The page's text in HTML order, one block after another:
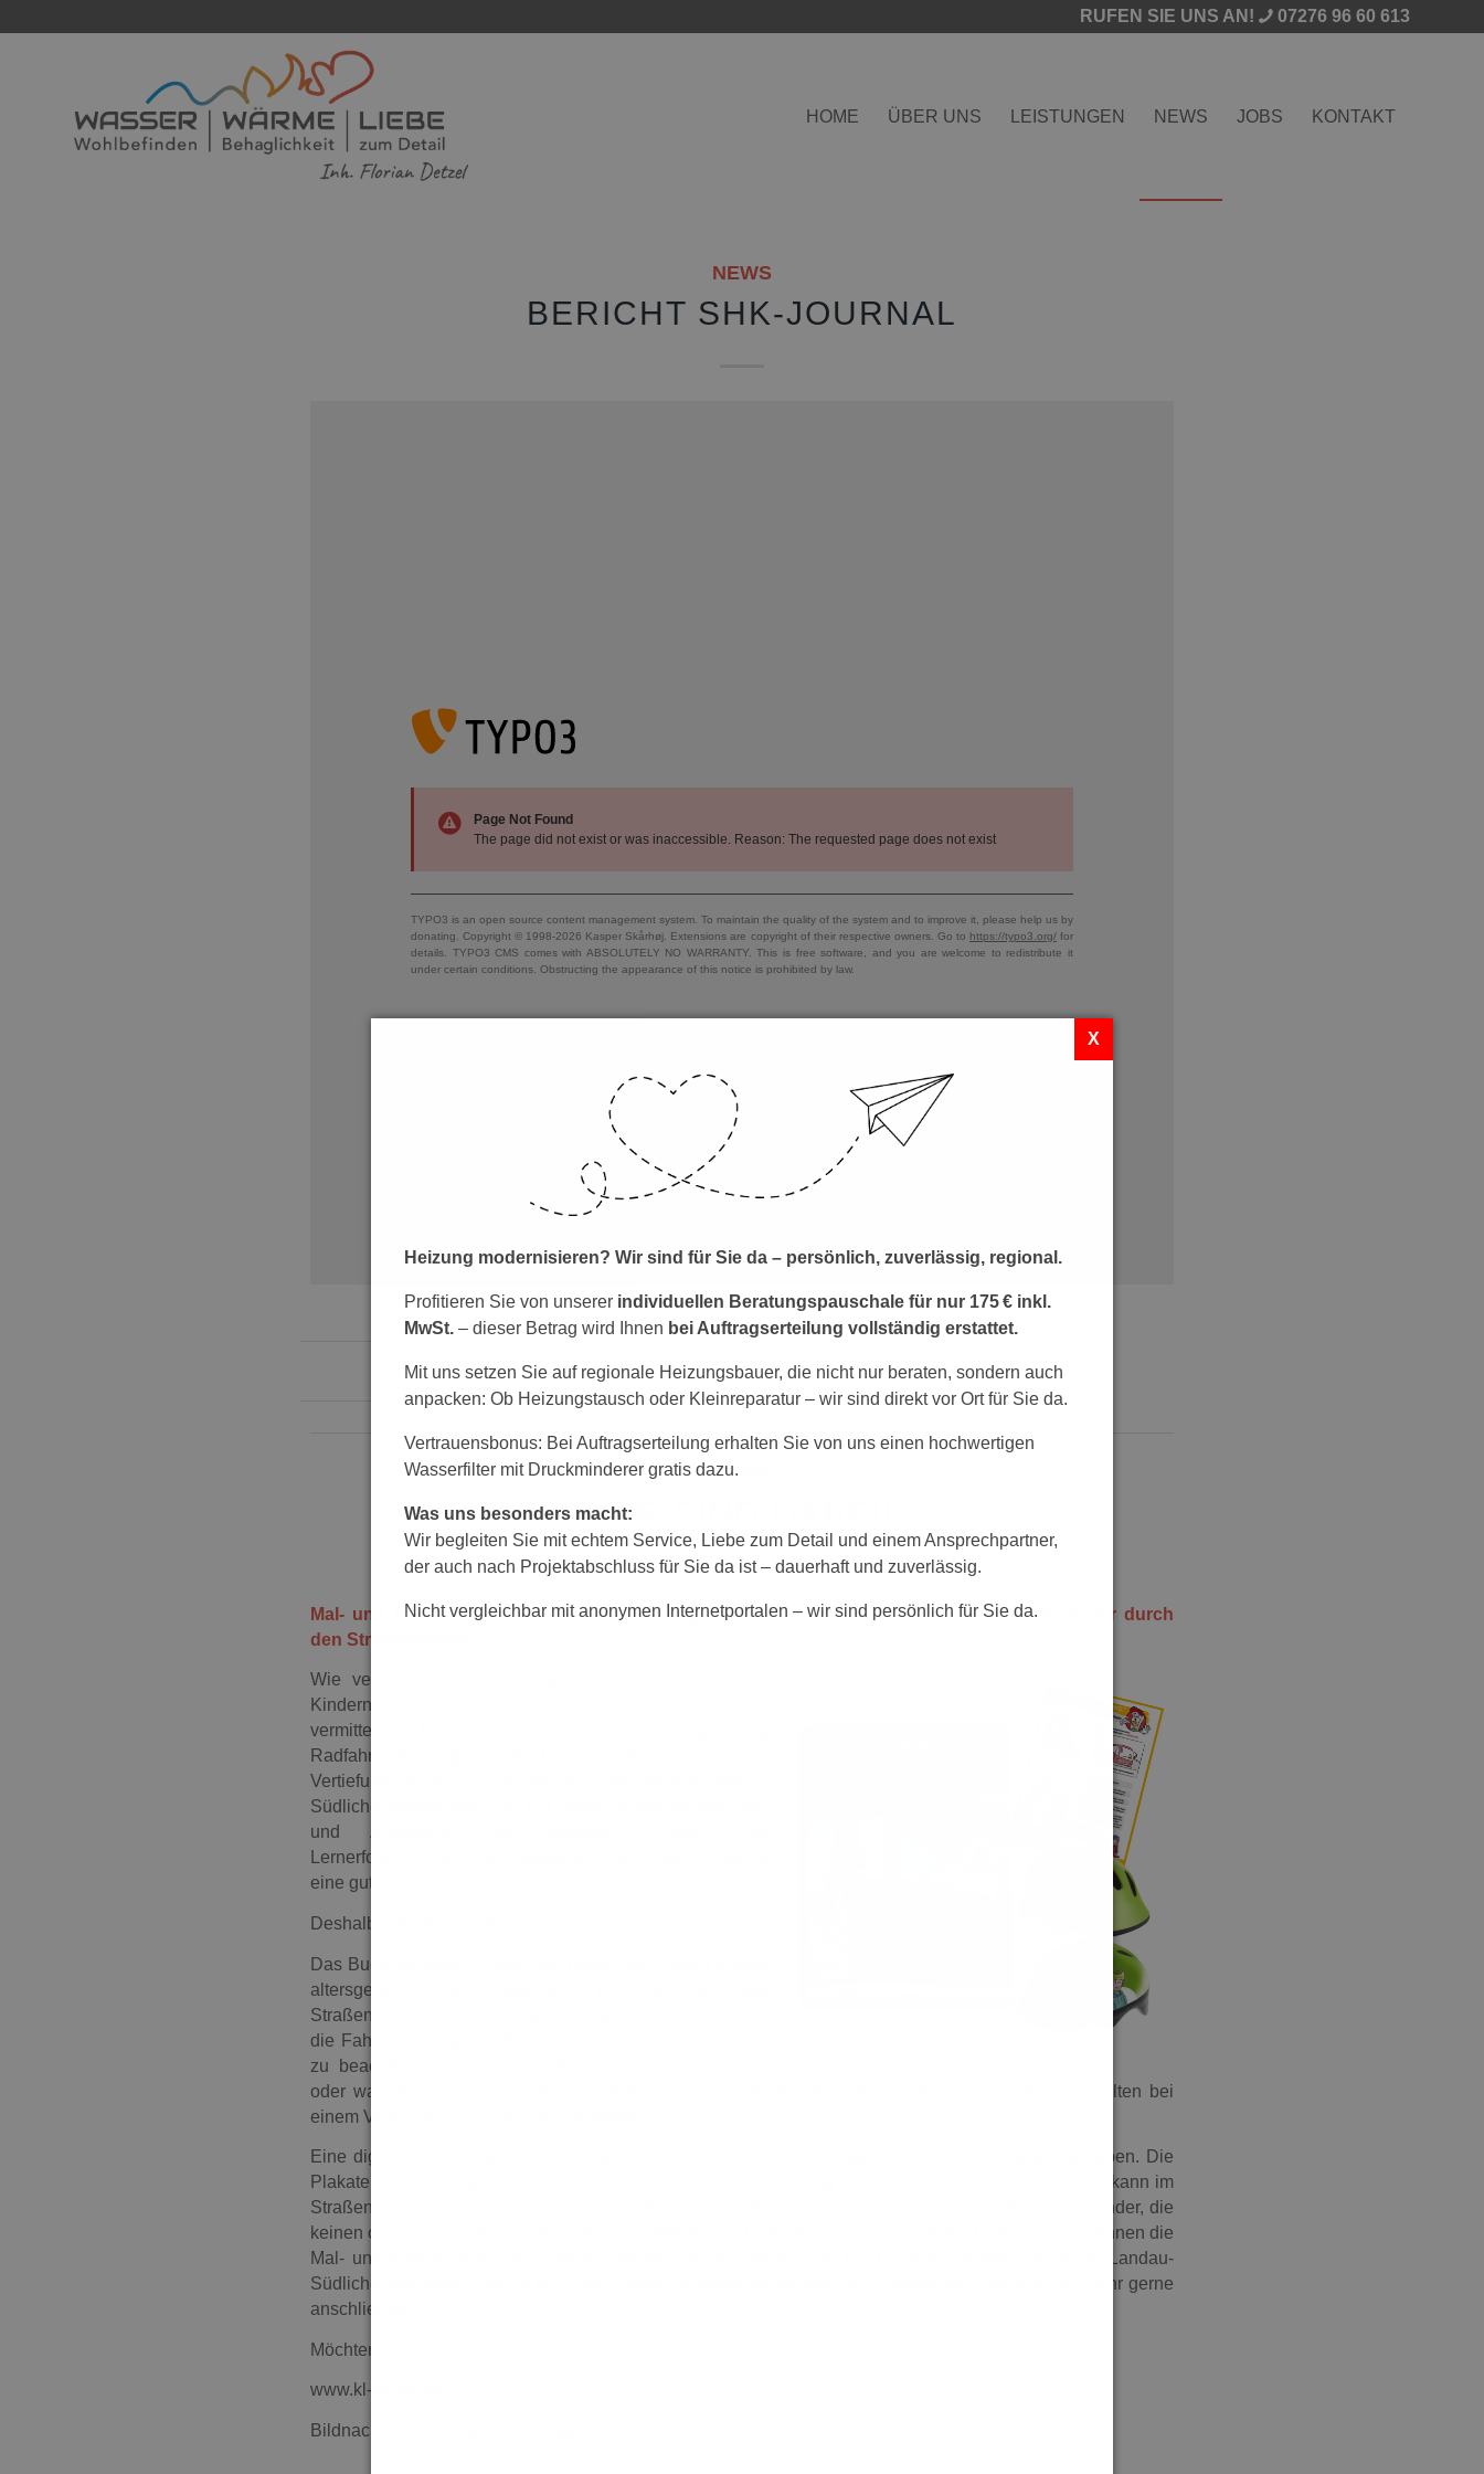
RUFEN SIE UNS AN! 07276 96 60 613
HOME ÜBER UNS LEISTUNGEN NEWS JOBS KONTAKT
NEWS
BERICHT SHK-JOURNAL
JANUAR 8, 2025
NEWS
WIR SIND DABEI!
Mal- und Arbeitsbuch zur Radfahrausbildung, Plakate und Kinder-Fahrradhelme helfen sicher durch
den Straßenverkehr
Wie verhalte ich mich richtig im Straßenverkehr? Um
Kindern ein sicheres Verhalten mit dem Fahrrad zu
vermitteln, führt die Verkehrswacht regelmäßig
Radfahrausbildungen mit Grundschülern durch. Zur
Vertiefung hat der K&L-Verlag mit Verkehrswacht Landau-
Südliche Weinstraße e.V. ein neues kindgerechtes Mal-
und Arbeitsbuch mit digitalen Inhalten und
Lernerfolgskontrolle herausgegeben. Wir finden: Das ist
eine gute Sache!
Deshalb unterstützen wir das Projekt
Das Buch vermittelt Kindern der dritten und vierten Klasse
altersgerecht und spielerisch die Gefahren des
Straßenverkehrs, lehrt richtiges Verhalten und bereitet auf
die Fahrradprüfung vor. Sie lernen, dass Verkehrsschilder
zu beachten sind, wann ein Fahrrad verkehrssicher ist
oder warum es sinnvoll ist, beim Radfahren einen Schutzhelm zu tragen. Auch das richtige Verhalten bei
einem Verkehrsunfall wird ihnen vermittelt.
Eine digitale Lernerfolgskontrolle zeigt den Kindern, ob sie die Aufgaben im Buch richtig gelöst haben. Die
Plakate zum Aufhängen im Klassenraum helfen bei der Vertiefung der Lerninhalte. Der Fahrradhelm kann im
Straßenverkehr lebensrettend sein. Deshalb erhält die Verkehrswacht zusätzlich Fahrradhelme für Kinder, die
keinen oder einen defekten Helm besitzen. Mithilfe der Unterstützung vieler örtlicher Unternehmen können die
Mal- und Arbeitsbücher, die Plakate und die Helme kostenlos an die Grundschulkinder im Gebiet Landau-
Südliche Weinstraße und in der Stadt Landau ausgegeben werden. Ein Engagement, dem wir uns sehr gerne
anschließen.
Möchten Sie mehr über das Projekt erfahren? Hier finden Sie weitere Informationen:
www.kl-verlag.de
Bildnachweis: Abb. @ K&L Verlag
Heizung modernisieren? Wir sind für Sie da – persönlich, zuverlässig, regional.
Profitieren Sie von unserer individuellen Beratungspauschale für nur 175 € inkl.
MwSt. – dieser Betrag wird Ihnen bei Auftragserteilung vollständig erstattet.
Mit uns setzen Sie auf regionale Heizungsbauer, die nicht nur beraten, sondern auch
anpacken: Ob Heizungstausch oder Kleinreparatur – wir sind direkt vor Ort für Sie da.
Vertrauensbonus: Bei Auftragserteilung erhalten Sie von uns einen hochwertigen
Wasserfilter mit Druckminderer gratis dazu.
Was uns besonders macht:
Wir begleiten Sie mit echtem Service, Liebe zum Detail und einem Ansprechpartner,
der auch nach Projektabschluss für Sie da ist – dauerhaft und zuverlässig.
Nicht vergleichbar mit anonymen Internetportalen – wir sind persönlich für Sie da.